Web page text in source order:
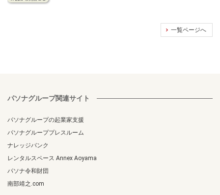
一覧ページへ
パソナグループ関連サイト
パソナグループの起業家支援
パソナグループプレスルーム
ナレッジバンク
レンタルスペース Annex Aoyama
パソナ令和財団
南部靖之.com